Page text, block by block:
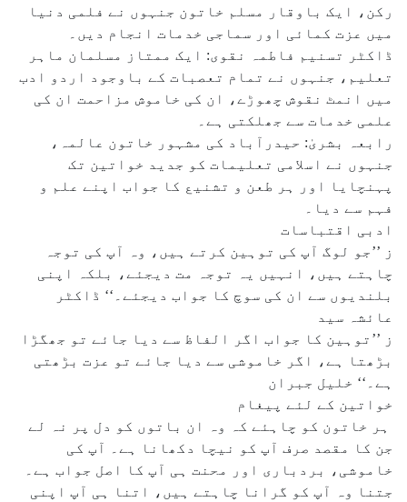
رکن، ایک باوقار مسلم خاتون جنہوں نے فلمی دنیا
میں عزت کمائی اور سماجی خدمات انجام دیں۔
ڈاکٹر تسنیم فاطمہ نقوی: ایک ممتاز مسلمان ماہر
تعلیم، جنہوں نے تمام تعصبات کے باوجود اردو ادب
میں انمٹ نقوش چھوڑے، ان کی خاموش مزاحمت ان کی
علمی خدمات سے جھلکتی ہے۔
رابعہ بشریٰ: حیدرآباد کی مشہور خاتون عالمہ،
جنہوں نے اسلامی تعلیمات کو جدید خواتین تک
پہنچایا اور ہر طعن و تشنیع کا جواب اپنے علم و
فہم سے دیا۔
ادبی اقتباسات
ز ’’جو لوگ آپ کی توہین کرتے ہیں، وہ آپ کی توجہ
چاہتے ہیں، انہیں یہ توجہ مت دیجئے، بلکہ اپنی
بلندیوں سے ان کی سوچ کا جواب دیجئے۔‘‘ ڈاکٹر
عائشہ سید
ز ’’توہین کا جواب اگر الفاظ سے دیا جائے تو جھگڑا
بڑھتا ہے، اگر خاموشی سے دیا جائے تو عزت بڑھتی
ہے۔‘‘ خلیل جبران
خواتین کے لئے پیغام
ہر خاتون کو چاہئے کہ وہ ان باتوں کو دل پر نہ لے
جن کا مقصد صرف آپ کو نیچا دکھانا ہے۔ آپ کی
خاموشی، بردباری اور محنت ہی آپ کا اصل جواب ہے۔
جتنا وہ آپ کو گرانا چاہتے ہیں، اتنا ہی آپ اپنی